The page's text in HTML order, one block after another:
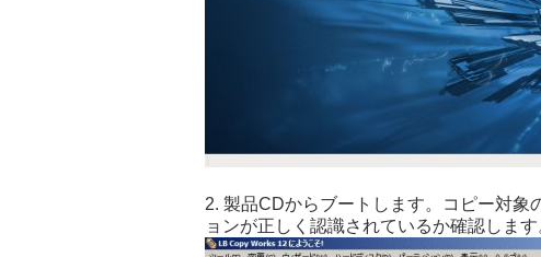
2. 製品CDからブートします。コピー対
ョンが正しく認識されているか確認します